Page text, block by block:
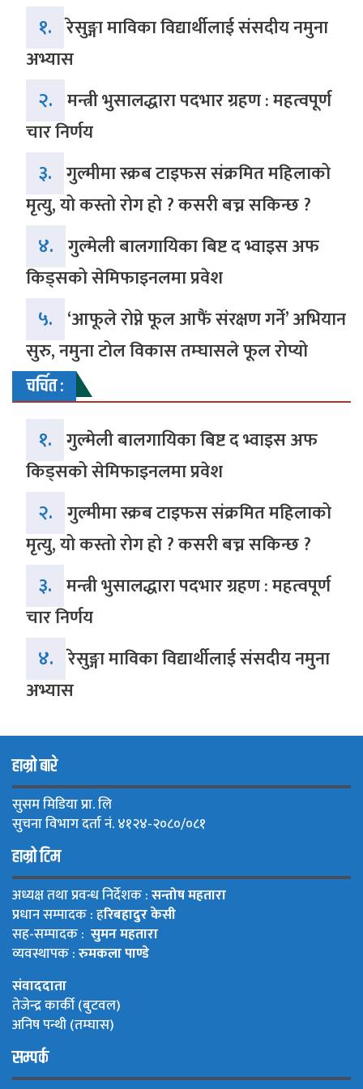
१. रेसुङ्गा माविका विद्यार्थीलाई संसदीय नमुना
अभ्यास
२. मन्त्री भुसालद्धारा पदभार ग्रहण : महत्वपूर्ण
चार निर्णय
३. गुल्मीमा स्क्रब टाइफस संक्रमित महिलाको
मृत्यु, यो कस्तो रोग हो ? कसरी बच्न सकिन्छ ?
४. गुल्मेली बालगायिका बिष्ट द भ्वाइस अफ
किड्सको सेमिफाइनलमा प्रवेश
५. ‘आफूले रोप्ने फूल आफैं संरक्षण गर्ने’ अभियान
सुरु, नमुना टोल विकास तम्घासले फूल रोप्यो
चर्चित :
१. गुल्मेली बालगायिका बिष्ट द भ्वाइस अफ
किड्सको सेमिफाइनलमा प्रवेश
२. गुल्मीमा स्क्रब टाइफस संक्रमित महिलाको
मृत्यु, यो कस्तो रोग हो ? कसरी बच्न सकिन्छ ?
३. मन्त्री भुसालद्धारा पदभार ग्रहण : महत्वपूर्ण
चार निर्णय
४. रेसुङ्गा माविका विद्यार्थीलाई संसदीय नमुना
अभ्यास
हाम्रो बारे
सुसम मिडिया प्रा. लि
सुचना विभाग दर्ता नं. ४१२४-२०८०/०८१
हाम्रो टिम
अध्यक्ष तथा प्रवन्ध निर्देशक :सन्तोष महतारा
प्रधान सम्पादक : हरिबहादुर केसी
सह-सम्पादक : सुमन महतारा
व्यवस्थापक :रुमकला पाण्डे
संवाददाता
तेजेन्द्र कार्की (बुटवल)
अनिष पन्थी (तम्घास)
सम्पर्क